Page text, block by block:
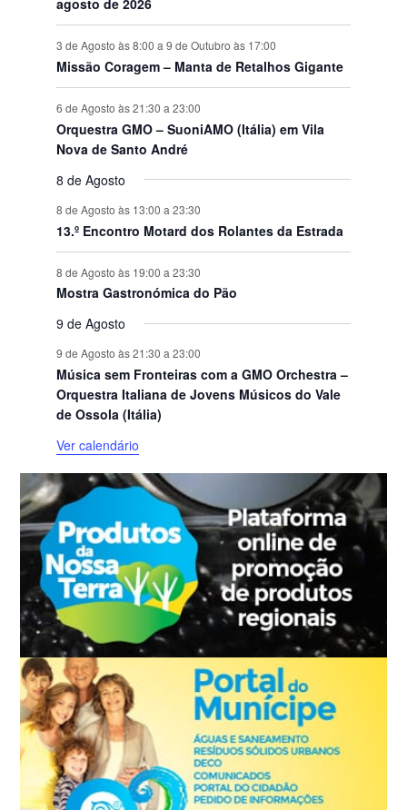
3 de Agosto às 8:00 a 9 de Outubro às 17:00
Missão Coragem – Manta de Retalhos Gigante
6 de Agosto às 21:30 a 23:00
Orquestra GMO – SuoniAMO (Itália) em Vila
Nova de Santo André
8 de Agosto
8 de Agosto às 13:00 a 23:30
13.º Encontro Motard dos Rolantes da Estrada
8 de Agosto às 19:00 a 23:30
Mostra Gastronómica do Pão
9 de Agosto
9 de Agosto às 21:30 a 23:00
Música sem Fronteiras com a GMO Orchestra –
Orquestra Italiana de Jovens Músicos do Vale
de Ossola (Itália)
Ver calendário